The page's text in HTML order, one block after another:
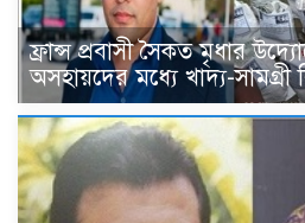
ফ্রান্স প্রবাসী সৈকত মৃধার
অসহায়দের মধ্যে খাদ্য-সামগ্রী